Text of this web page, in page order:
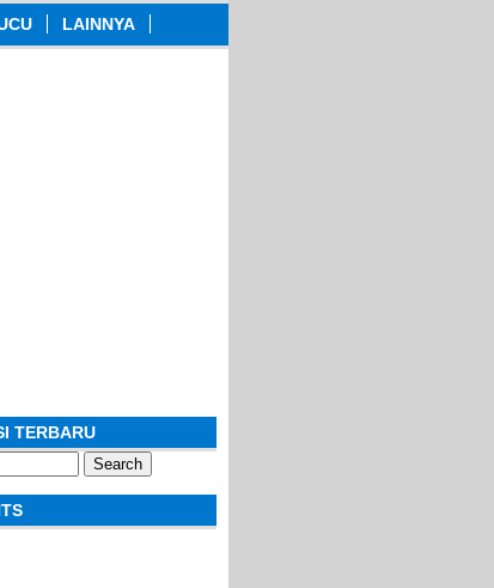
LAINNYA
TERBARU